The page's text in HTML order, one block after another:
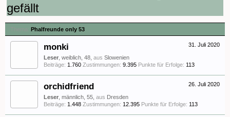
gefällt
Thema: Phalfreunde only 53
31. Juli 2020
monki
Leser , weiblich, 48, aus Slowenien
Beiträge: 1.760 Zustimmungen: 9.395 Punkte für Erfolge: 113
26. Juli 2020
orchidfriend
Leser , männlich, 55, aus Dresden
Beiträge: 1.448 Zustimmungen: 12.395 Punkte für Erfolge: 113